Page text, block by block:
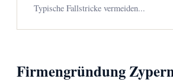
Typische Fallstricke vermeiden...
Firmengründung